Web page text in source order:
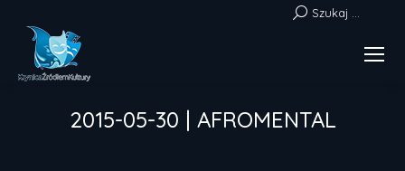
Szukaj:Szukaj ...
2015-05-30 | AFROMENTAL